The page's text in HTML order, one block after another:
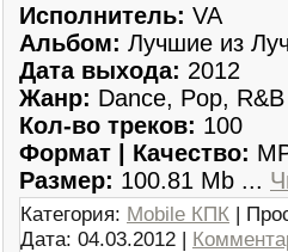
Исполнитель: VA
Альбом: Лучшие из
Дата выхода: 2012
Жанр: Dance, Pop, R&B
Кол-во треков: 100
Формат | Качество:
Размер: 100.81 Mb ...
Категория: Mobile КПК |
Дата: 04.03.2012 |